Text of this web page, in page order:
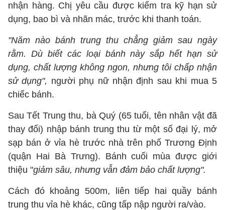
nhận hàng. Chị yêu cầu được kiểm tra kỹ hạn sử
dụng, bao bì và nhãn mác, trước khi thanh toán.
"Năm nào bánh trung thu chẳng giảm sau ngày
rằm. Dù biết các loại bánh này sắp hết hạn sử
dụng, chất lượng không ngon, nhưng tôi chấp nhận
sử dụng", người phụ nữ nhận định sau khi mua 5
chiếc bánh.
Sau Tết Trung thu, bà Quý (65 tuổi, tên nhân vật đã
thay đổi) nhập bánh trung thu từ một số đại lý, mở
sạp bán ở vỉa hè trước nhà trên phố Trương Định
(quận Hai Bà Trưng). Bánh cuối mùa được giới
thiệu "giảm sâu, nhưng vẫn đảm bảo chất lượng".
Cách đó khoảng 500m, liên tiếp hai quầy bánh
trung thu vỉa hè khác, cũng tấp nập người ra/vào.